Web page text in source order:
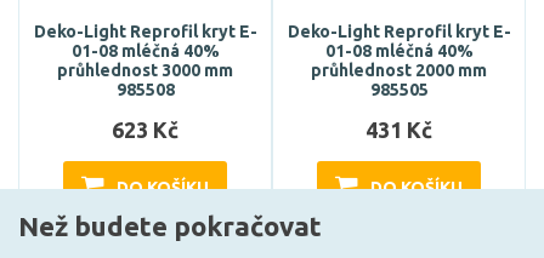
Deko-Light Reprofil kryt E-
01-08 mléčná 40%
průhlednost 3000 mm
985508
623 Kč
DO KOŠÍKU
Deko-Light Reprofil kryt E-
01-08 mléčná 40%
průhlednost 2000 mm
985505
431 Kč
DO KOŠÍKU
Než budete pokračovat